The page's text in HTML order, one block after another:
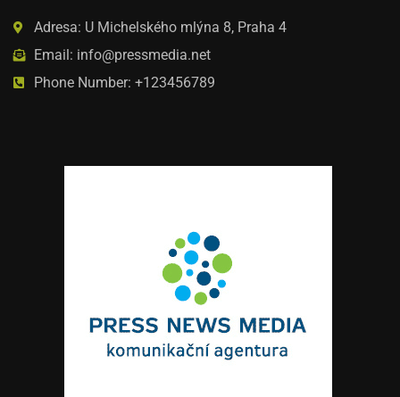
Adresa: U Michelského mlýna 8, Praha 4
Email: info@pressmedia.net
Phone Number: +123456789